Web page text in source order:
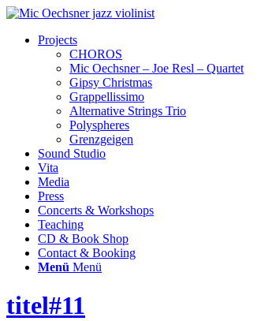
Projects
CHOROS
Mic Oechsner – Joe Resl – Quartet
Gipsy Christmas
Grappellissimo
Alternative Strings Trio
Polyspheres
Grenzgeigen
Sound Studio
Vita
Media
Press
Concerts & Workshops
Teaching
CD & Book Shop
Contact & Booking
Menü Menü
titel#11